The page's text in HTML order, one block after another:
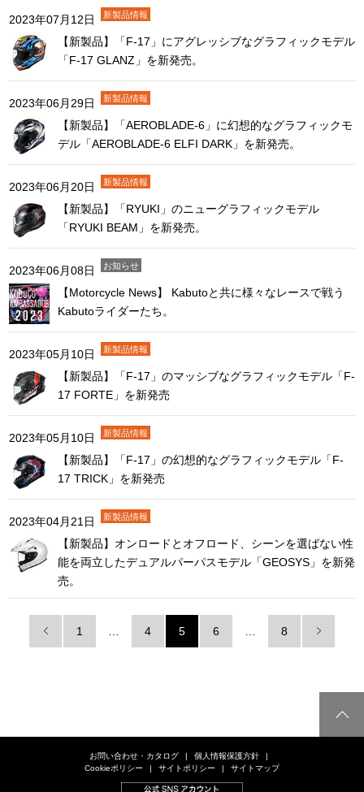
2023年07月12日
【新製品】「F-17」にアグレッシブなグラフィックモデル
「F-17 GLANZ」を新発売。
2023年06月29日
【新製品】「AEROBLADE-6」に幻想的なグラフィックモ
デル「AEROBLADE-6 ELFI DARK」を新発売。
2023年06月20日
【新製品】「RYUKI」のニューグラフィックモデル
「RYUKI BEAM」を新発売。
2023年06月08日
【Motorcycle News】 Kabutoと共に様々なレースで戦う
Kabutoライダーたち。
2023年05月10日
【新製品】「F-17」のマッシブなグラフィックモデル「F-
17 FORTE」を新発売
2023年05月10日
【新製品】「F-17」の幻想的なグラフィックモデル「F-
17 TRICK」を新発売
2023年04月21日
【新製品】オンロードとオフロード、シーンを選ばない性
能を両立したデュアルパーパスモデル「GEOSYS」を新発
売。
1 4 5 6 8
お問い合わせ・カタログ
個人情報保護方針
Cookieポリシー
サイトポリシー サイトマップ